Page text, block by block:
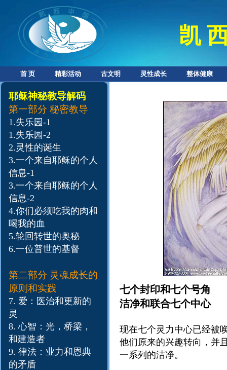
凯
首 页 精彩活动 古文明 灵性成长 整体健康
七个封印和七个号角
洁净和联合七个中心
现在七个灵力中心已经被
他们原来的兴趣转向，并
一系列的洁净。
耶稣神秘教导解码
第一部分 秘密教导
1.失乐园-1
1.失乐园-2
2.灵性的诞生
3.一个来自耶稣的个人
信息-1
3.一个来自耶稣的个人
信息-2
4.你们必须吃我的肉和
喝我的血
5.轮回转世的奥秘
6.一位普世的基督
第二部分 灵魂成长的
原则和实践
7. 爱：医治和更新的
灵
8. 心智：光，桥梁，
和建造者
9. 律法：业力和恩典
的矛盾